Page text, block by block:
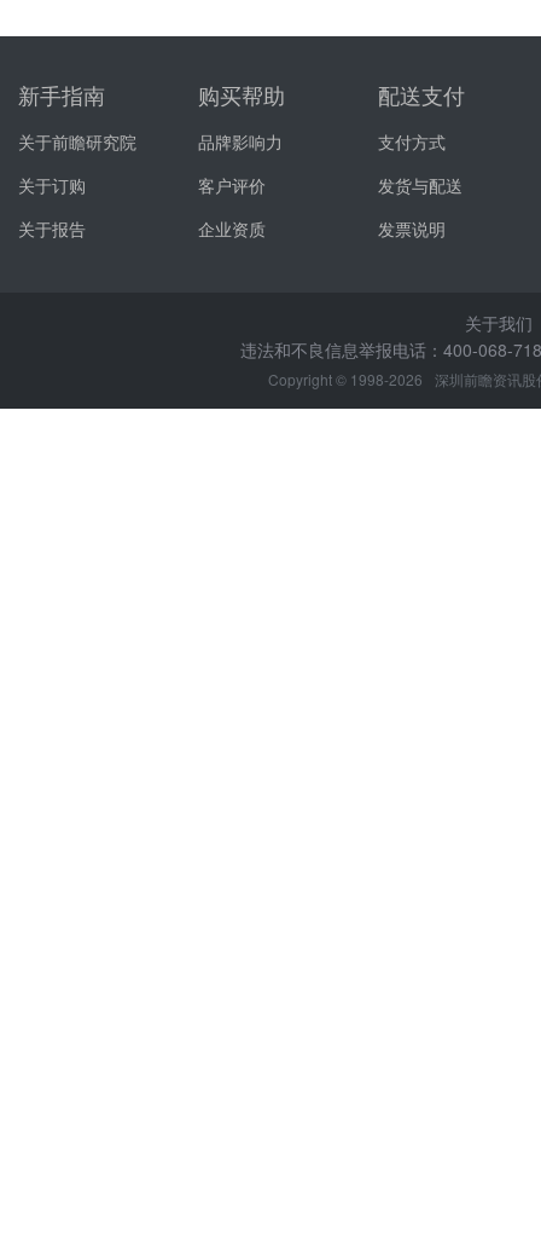
新手指南
关于前瞻研究院
关于订购
关于报告
购买帮助
品牌影响力
客户评价
企业资质
配送支付
支付方式
发货与配送
发票说明
关于我们
违法和不良信息举报电话：400-068-
Copyright © 1998-2026 深圳前瞻资讯股